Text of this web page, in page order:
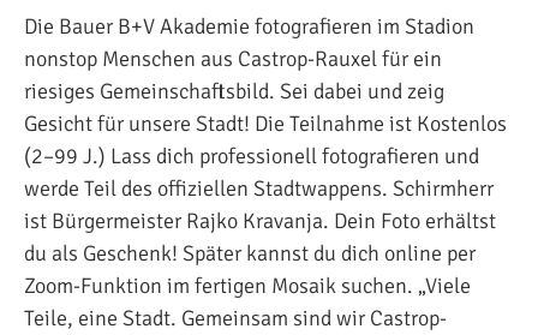
Die Bauer B+V Akademie fotografieren im Stadion
nonstop Menschen aus Castrop-Rauxel für ein
riesiges Gemeinschaftsbild. Sei dabei und zeig
Gesicht für unsere Stadt! Die Teilnahme ist Kostenlos
(2–99 J.) Lass dich professionell fotografieren und
werde Teil des offiziellen Stadtwappens. Schirmherr
ist Bürgermeister Rajko Kravanja. Dein Foto erhältst
du als Geschenk! Später kannst du dich online per
Zoom-Funktion im fertigen Mosaik suchen. „Viele
Teile, eine Stadt. Gemeinsam sind wir Castrop-